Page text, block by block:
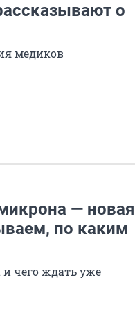
о
медиков
— новая
по каким
чего ждать уже